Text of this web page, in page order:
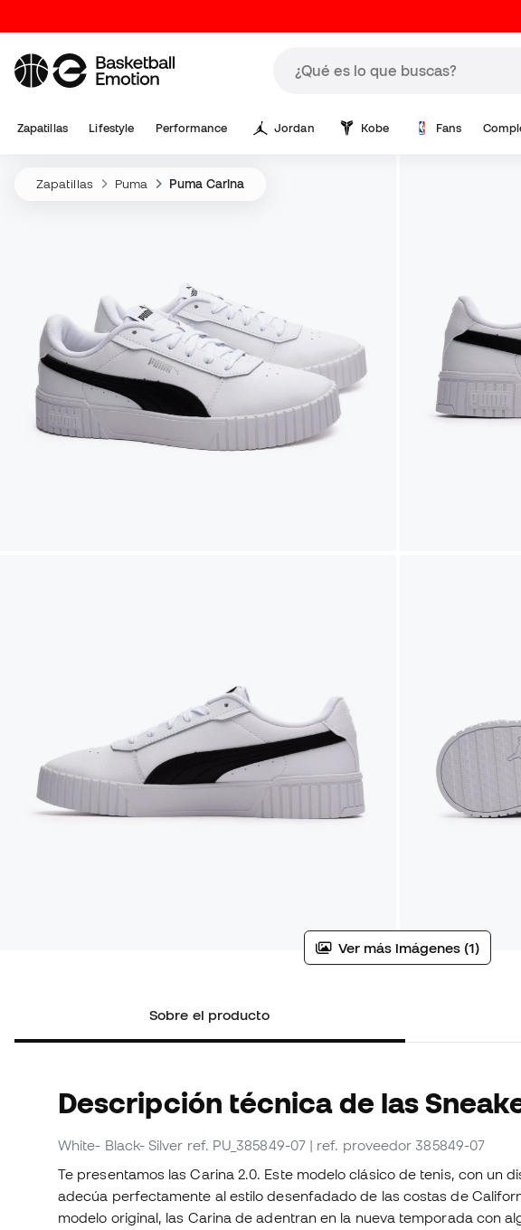
Zapatillas Lifestyle Performance Jordan Kobe Fans
Zapatillas Puma Puma Carina
Ver más imágenes (1)
Sobre el producto
Descripción técnica de las
White- Black- Silver ref. PU_385849-07 | ref. proveedor 385849-07
Te presentamos las Carina 2.0. Este modelo clásico de tenis, con un
adecúa perfectamente al estilo desenfadado de las costas de
modelo original, las Carina de adentran en la nueva temporada con